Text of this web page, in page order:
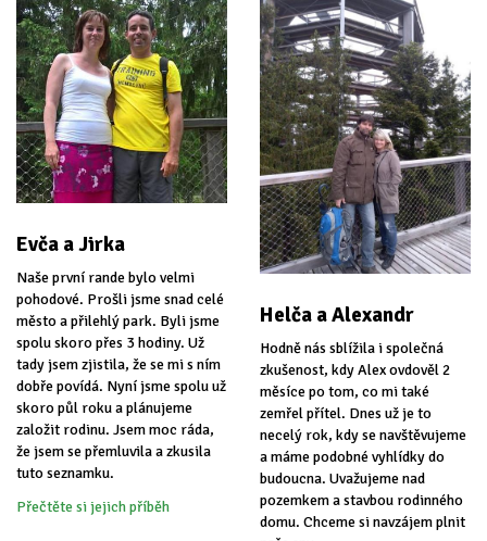
Evča a Jirka
Naše první rande bylo velmi
pohodové. Prošli jsme snad celé
město a přilehlý park. Byli jsme
spolu skoro přes 3 hodiny. Už
tady jsem zjistila, že se mi s ním
dobře povídá. Nyní jsme spolu už
skoro půl roku a plánujeme
založit rodinu. Jsem moc ráda,
že jsem se přemluvila a zkusila
tuto seznamku.
Přečtěte si jejich příběh
Helča a Alexandr
Hodně nás sblížila i společná
zkušenost, kdy Alex ovdověl 2
měsíce po tom, co mi také
zemřel přítel. Dnes už je to
necelý rok, kdy se navštěvujeme
a máme podobné vyhlídky do
budoucna. Uvažujeme nad
pozemkem a stavbou rodinného
domu. Chceme si navzájem plnit